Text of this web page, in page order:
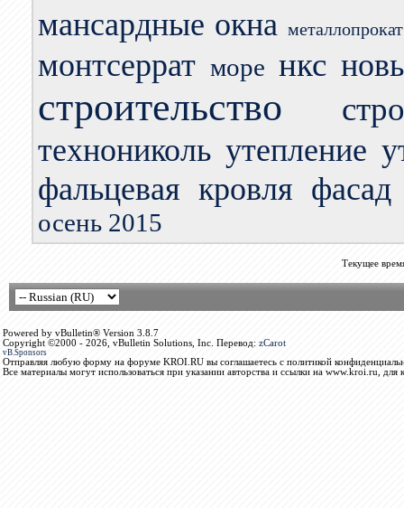
мансардные окна металлопрокат
монтсеррат море нкс
строительство
технониколь утепление
фальцевая кровля фасад
осень 2015
Текущее
Powered by vBulletin® Version 3.8.7
Copyright ©2000 - 2026, vBulletin Solutions, Inc. Перевод: zCarot
vB.Sponsors
Отправляя любую форму на форуме KROI.RU вы соглашаетесь с политикой
Все материалы могут использоваться при указании авторства и ссылки на www.kroi.ru, для